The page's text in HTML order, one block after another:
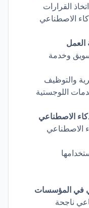
القرارات
الاصطناعي
العمل
وخدمة
والتوظيف
اللوجستية
الاصطناعي
الاصطناعي
في المؤسسات
ناجحة